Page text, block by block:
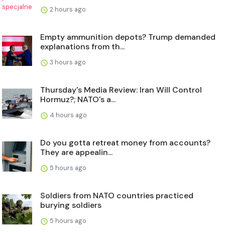
2 hours ago
Empty ammunition depots? Trump demanded
explanations from th...
3 hours ago
Thursday's Media Review: Iran Will Control
Hormuz?; NATO's a...
4 hours ago
Do you gotta retreat money from accounts?
They are appealin...
5 hours ago
Soldiers from NATO countries practiced
burying soldiers
5 hours ago